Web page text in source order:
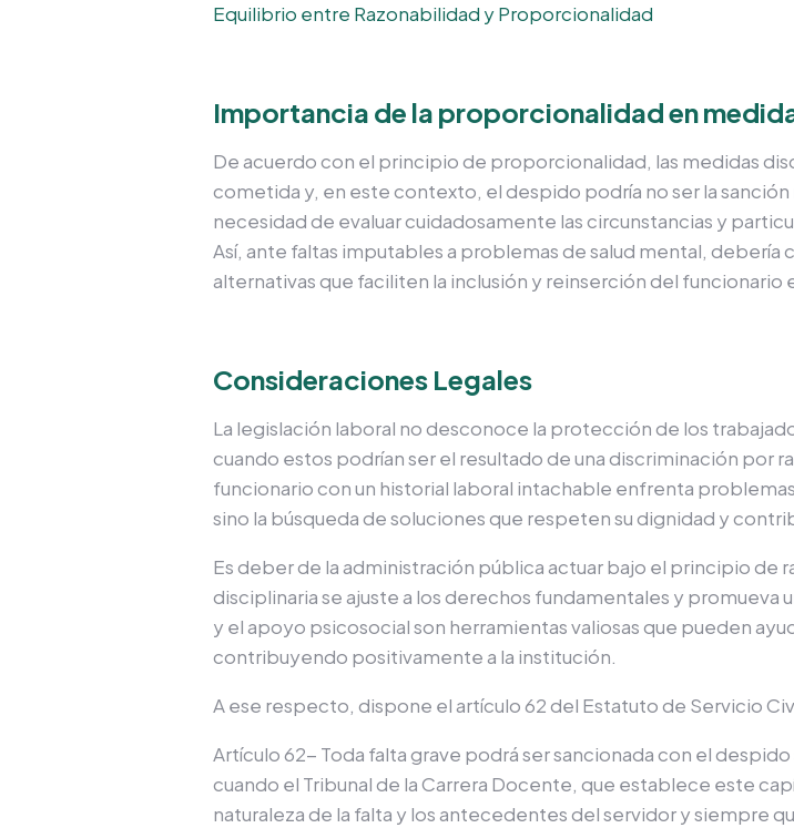
Equilibrio entre Razonabilidad y Proporcionalidad
Importancia de la proporcionalidad en
De acuerdo con el principio de proporcionalidad, las medidas
cometida y, en este contexto, el despido podría no ser la
necesidad de evaluar cuidadosamente las circunstancias y
Así, ante faltas imputables a problemas de salud mental,
alternativas que faciliten la inclusión y reinserción del funcionario
Consideraciones Legales
La legislación laboral no desconoce la protección de los
cuando estos podrían ser el resultado de una discriminación por
funcionario con un historial laboral intachable enfrenta
sino la búsqueda de soluciones que respeten su dignidad y
Es deber de la administración pública actuar bajo el principio de
disciplinaria se ajuste a los derechos fundamentales y
y el apoyo psicosocial son herramientas valiosas que pueden
contribuyendo positivamente a la institución.
A ese respecto, dispone el artículo 62 del Estatuto de Servicio
Artículo 62- Toda falta grave podrá ser sancionada con el
cuando el Tribunal de la Carrera Docente, que establece este
naturaleza de la falta y los antecedentes del servidor y siempre